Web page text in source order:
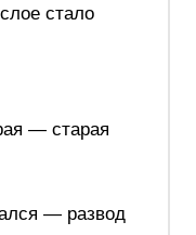
стало
— старая
— развод